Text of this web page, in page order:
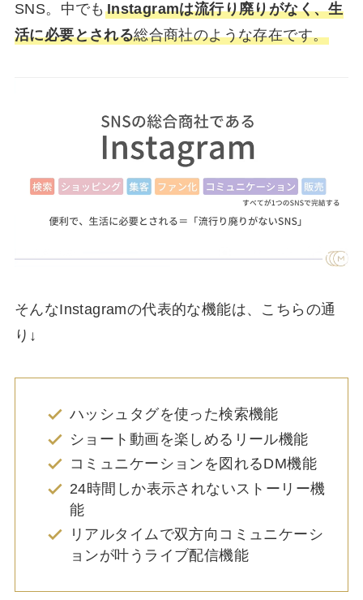
SNS。中でも Instagramは流行り廃りがなく、生
活に必要とされる総合商社のような存在です。
そんなInstagramの代表的な機能は、こちらの通
り↓
ハッシュタグを使った検索機能
ショート動画を楽しめるリール機能
コミュニケーションを図れるDM機能
24時間しか表示されないストーリー機
能
リアルタイムで双方向コミュニケーシ
ョンが叶うライブ配信機能